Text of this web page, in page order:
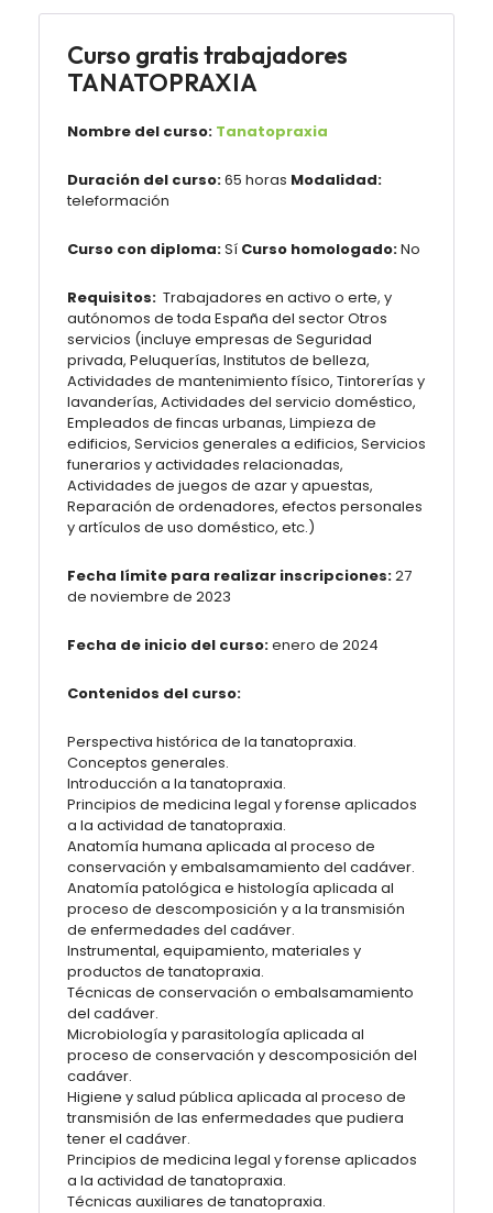
Curso gratis trabajadores
TANATOPRAXIA
Nombre del curso: Tanatopraxia
Duración del curso:65 horas Modalidad:
teleformación
Curso con diploma:Sí Curso homologado:No
Requisitos: Trabajadores en activo o erte, y
autónomos de toda España del sector Otros
servicios (incluye empresas de Seguridad
privada, Peluquerías, Institutos de belleza,
Actividades de mantenimiento físico, Tintorerías y
lavanderías, Actividades del servicio doméstico,
Empleados de fincas urbanas, Limpieza de
edificios, Servicios generales a edificios, Servicios
funerarios y actividades relacionadas,
Actividades de juegos de azar y apuestas,
Reparación de ordenadores, efectos personales
y artículos de uso doméstico, etc.)
Fecha límite para realizar inscripciones:27
de noviembre de 2023
Fecha de inicio del curso:enero de 2024
Contenidos del curso:
Perspectiva histórica de la tanatopraxia.
Conceptos generales.
Introducción a la tanatopraxia.
Principios de medicina legal y forense aplicados
a la actividad de tanatopraxia.
Anatomía humana aplicada al proceso de
conservación y embalsamamiento del cadáver.
Anatomía patológica e histología aplicada al
proceso de descomposición y a la transmisión
de enfermedades del cadáver.
Instrumental, equipamiento, materiales y
productos de tanatopraxia.
Técnicas de conservación o embalsamamiento
del cadáver.
Microbiología y parasitología aplicada al
proceso de conservación y descomposición del
cadáver.
Higiene y salud pública aplicada al proceso de
transmisión de las enfermedades que pudiera
tener el cadáver.
Principios de medicina legal y forense aplicados
a la actividad de tanatopraxia.
Técnicas auxiliares de tanatopraxia.